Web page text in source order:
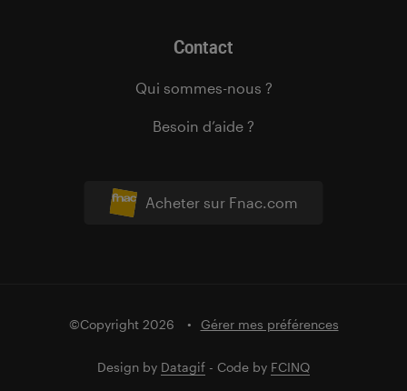
Acheter sur Fnac.com
Contact
Qui sommes-nous ?
Besoin d’aide ?
©Copyright 2026 Gérer mes préférences
Design by Datagif - Code by FCINQ